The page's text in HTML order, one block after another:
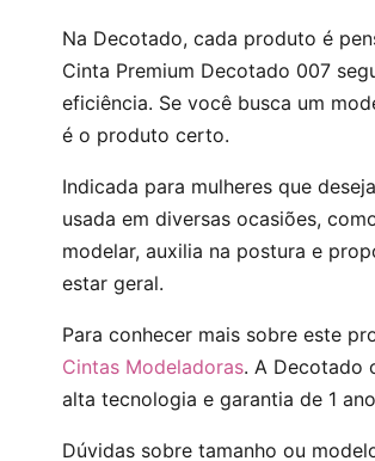
Na Decotado, cada produto é
Cinta Premium Decotado 007
eficiência. Se você busca um
é o produto certo.
Indicada para mulheres que
usada em diversas ocasiões,
modelar, auxilia na postura e
estar geral.
Para conhecer mais sobre este
Cintas Modeladoras. A Decotado
alta tecnologia e garantia de 1
Dúvidas sobre tamanho ou